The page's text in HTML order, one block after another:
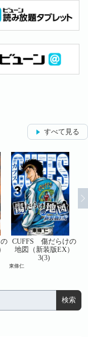
すべて見る
CUFFS 傷だらけの
地図（新装版EX）
3(3)
東條仁